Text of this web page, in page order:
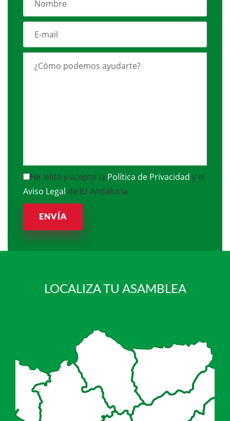
He leido y acepto la Política de Privacidad y el
Aviso Legal de IU Andalucía
ENVÍA
LOCALIZA TU ASAMBLEA